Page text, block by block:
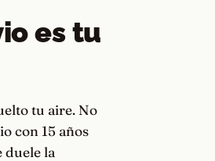
es tu
tu aire. No
con 15 años
duele la